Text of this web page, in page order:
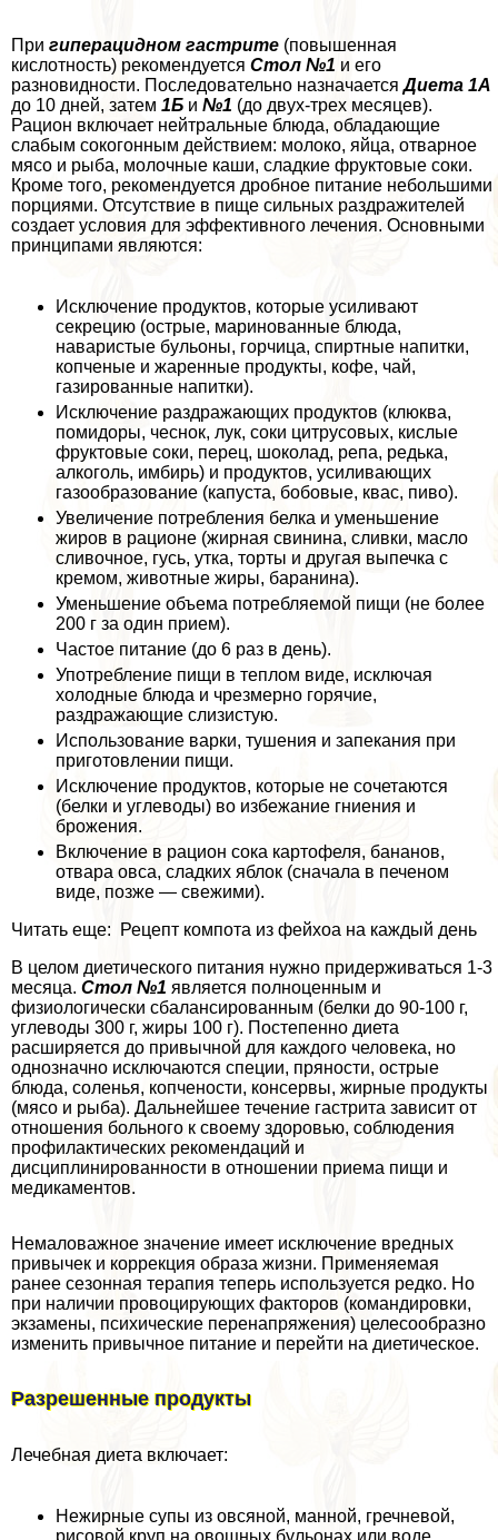
При гиперацидном гастрите (повышенная
кислотность) рекомендуется Стол №1 и его
разновидности. Последовательно назначаетсяДиета 1А
до 10 дней, затем 1Б и №1 (до двух-трех месяцев).
Рацион включает нейтральные блюда, обладающие
слабым сокогонным действием: молоко, яйца, отварное
мясо и рыба, молочные каши, сладкие фруктовые соки.
Кроме того, рекомендуется дробное питание небольшими
порциями. Отсутствие в пище сильных раздражителей
создает условия для эффективного лечения. Основными
принципами являются:
Исключение продуктов, которые усиливают
секрецию (острые, маринованные блюда,
наваристые бульоны, горчица, спиртные напитки,
копченые и жаренные продукты, кофе, чай,
газированные напитки).
Исключение раздражающих продуктов (клюква,
помидоры, чеснок, лук, соки цитрусовых, кислые
фруктовые соки, перец, шоколад, репа, редька,
алкоголь, имбирь) и продуктов, усиливающих
газообразование (капуста, бобовые, квас, пиво).
Увеличение потрeбления белка и уменьшение
жиров в рационе (жирная свинина, сливки, масло
сливочное, гусь, утка, торты и другая выпечка с
кремом, животные жиры, бapaнина).
Уменьшение объема потрeбляемой пищи (не более
200 г за один прием).
Частое питание (до 6 раз в день).
Употрeбление пищи в теплом виде, исключая
холодные блюда и чрезмерно горячие,
раздражающие слизистую.
Использование варки, тушения и запекания при
приготовлении пищи.
Исключение продуктов, которые не сочетаются
(белки и углеводы) во избежание гниения и
брожения.
Включение в рацион сока картофеля, бананов,
отвара овса, сладких яблок (сначала в печеном
виде, позже — свежими).
Читать еще: Рецепт компота из фейхоа на каждый день
В целом диетического питания нужно придерживаться 1-3
месяца. Стол №1 является полноценным и
физиологически сбалансированным (белки до 90-100 г,
углеводы 300 г, жиры 100 г). Постепенно диета
расширяется до привычной для каждого человека, но
однозначно исключаются специи, пряности, острые
блюда, соленья, копчености, консервы, жирные продукты
(мясо и рыба). Дальнейшее течение гастрита зависит от
отношения больного к своему здоровью, соблюдения
профилактических рекомендаций и
дисциплинированности в отношении приема пищи и
медикаментов.
Немаловажное значение имеет исключение вредных
привычек и коррекция образа жизни. Применяемая
ранее сезонная терапия теперь используется редко. Но
при наличии провоцирующих факторов (комaндировки,
экзамены, психические перенапряжения) целесообразно
изменить привычное питание и перейти на диетическое.
Разрешенные продукты
Лечебная диета включает:
Нежирные супы из овсяной, манной, гречневой,